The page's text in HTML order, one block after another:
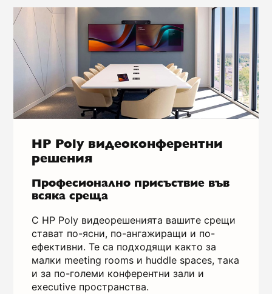
HP Poly видеоконферентни
решения
Професионално присъствие във
всяка среща
С HP Poly видеорешенията вашите срещи
стават по-ясни, по-ангажиращи и по-
ефективни. Те са подходящи както за
малки meeting rooms и huddle spaces, така
и за по-големи конферентни зали и
executive пространства.